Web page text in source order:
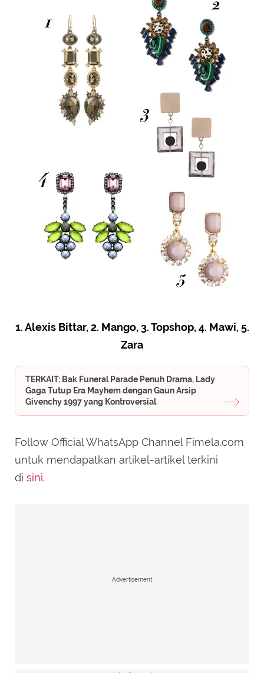
1. Alexis Bittar, 2. Mango, 3. Topshop, 4. Mawi, 5.
Zara
TERKAIT: Bak Funeral Parade Penuh Drama, Lady
Gaga Tutup Era Mayhem dengan Gaun Arsip
Givenchy 1997 yang Kontroversial
Follow Official WhatsApp Channel Fimela.com
untuk mendapatkan artikel-artikel terkini
di sini.
Advertisement